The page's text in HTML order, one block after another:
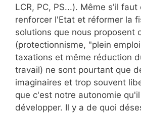
LCR, PC, PS...). Même s'il
renforcer l'Etat et réformer la
solutions que nous proposent
(protectionnisme, "plein
taxations et même réduction
travail) ne sont pourtant que
imaginaires et trop souvent
que c'est notre autonomie
développer. Il y a de quoi